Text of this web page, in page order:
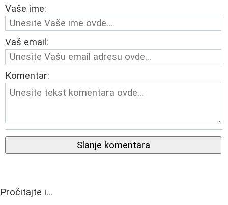
Vaše ime:
Vaš email:
Komentar:
Slanje komentara
Pročitajte i...